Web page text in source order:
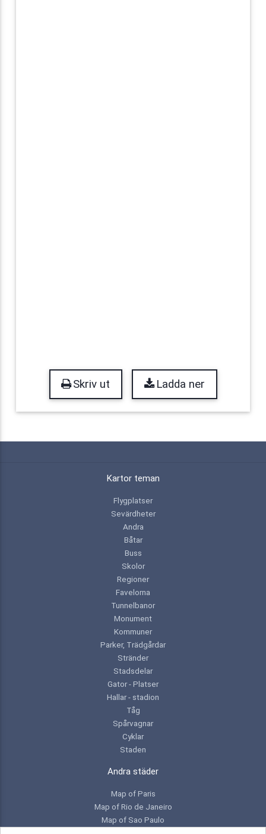
Skriv ut Ladda ner
Kartor teman
Flygplatser
Sevärdheter
Andra
Båtar
Buss
Skolor
Regioner
Favelorna
Tunnelbanor
Monument
Kommuner
Parker, Trädgårdar
Stränder
Stadsdelar
Gator - Platser
Hallar - stadion
Tåg
Spårvagnar
Cyklar
Staden
Andra städer
Map of Paris
Map of Rio de Janeiro
Map of Sao Paulo